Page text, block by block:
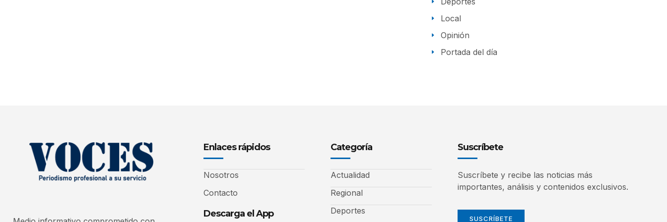
Local
Opinión
Portada del día
Enlaces rápidos
Nosotros
Contacto
Descarga el App
Categoría
Actualidad
Regional
Deportes
Suscríbete
Suscríbete y recibe las noticias más
importantes, análisis y contenidos exclusivos.
SUSCRÍBETE